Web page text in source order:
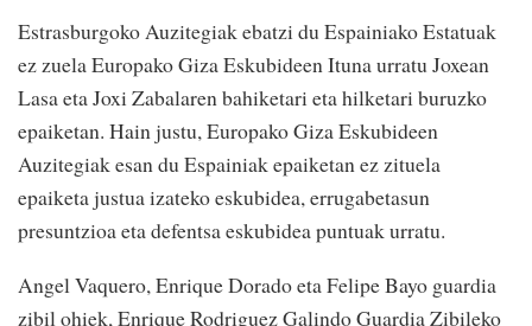
Estrasburgoko Auzitegiak ebatzi du Espainiako Estatuak
ez zuela Europako Giza Eskubideen Ituna urratu Joxean
Lasa eta Joxi Zabalaren bahiketari eta hilketari buruzko
epaiketan. Hain justu, Europako Giza Eskubideen
Auzitegiak esan du Espainiak epaiketan ez zituela
epaiketa justua izateko eskubidea, errugabetasun
presuntzioa eta defentsa eskubidea puntuak urratu.
Angel Vaquero, Enrique Dorado eta Felipe Bayo guardia
zibil ohiek, Enrique Rodriguez Galindo Guardia Zibileko